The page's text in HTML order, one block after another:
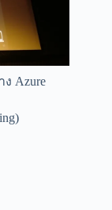
Azure